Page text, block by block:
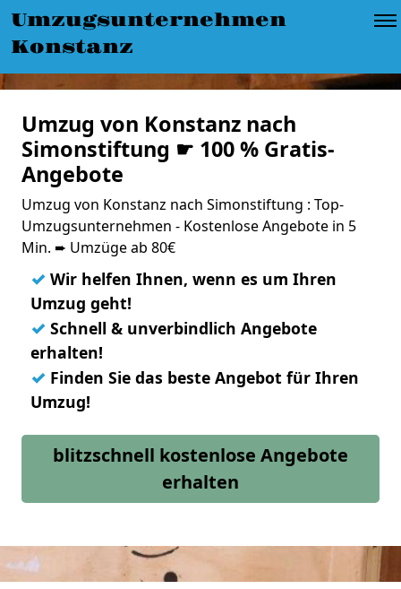
Umzugsunternehmen
Konstanz
Umzug von Konstanz nach
Simonstiftung ☛ 100 % Gratis-
Angebote
Umzug von Konstanz nach Simonstiftung : Top-
Umzugsunternehmen - Kostenlose Angebote in 5
Min. ➨ Umzüge ab 80€
✓ Wir helfen Ihnen, wenn es um Ihren
Umzug geht!
✓ Schnell & unverbindlich Angebote
erhalten!
✓ Finden Sie das beste Angebot für Ihren
Umzug!
blitzschnell kostenlose Angebote
erhalten